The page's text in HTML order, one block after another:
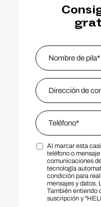
Name
Nombre
Email Address
Phone
Marketing SMS
Al marcar esta
teléfono o
comunicaciones
tecnología
condición para
mensajes y datos.
También entiendo
suscripción y